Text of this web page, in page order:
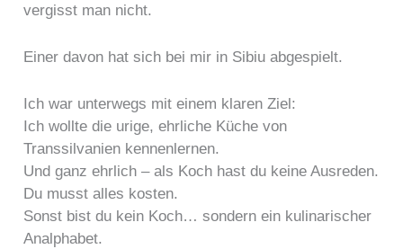
vergisst man nicht.
Einer davon hat sich bei mir in Sibiu abgespielt.
Ich war unterwegs mit einem klaren Ziel:
Ich wollte die urige, ehrliche Küche von
Transsilvanien kennenlernen.
Und ganz ehrlich – als Koch hast du keine Ausreden.
Du musst alles kosten.
Sonst bist du kein Koch… sondern ein kulinarischer
Analphabet.